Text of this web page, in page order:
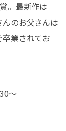
。最新作は
んのお父さんは
業されてお
～